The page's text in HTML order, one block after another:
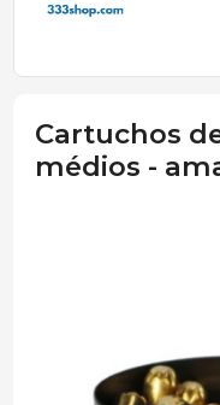
Cartuchos
médios -